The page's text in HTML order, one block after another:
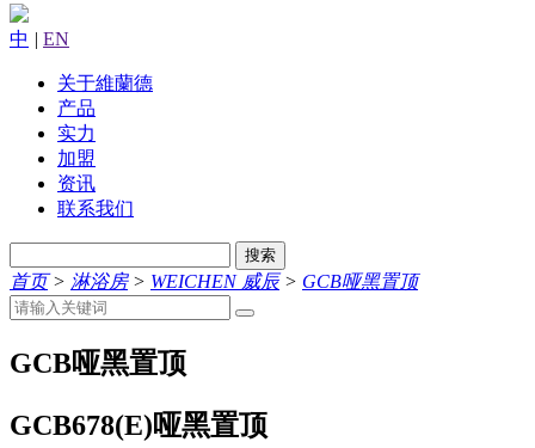
中 | EN
关于維蘭德
产品
实力
加盟
资讯
联系我们
搜索
首页> 淋浴房> WEICHEN 威辰> GCB哑黑置顶
GCB哑黑置顶
GCB678(E)哑黑置顶